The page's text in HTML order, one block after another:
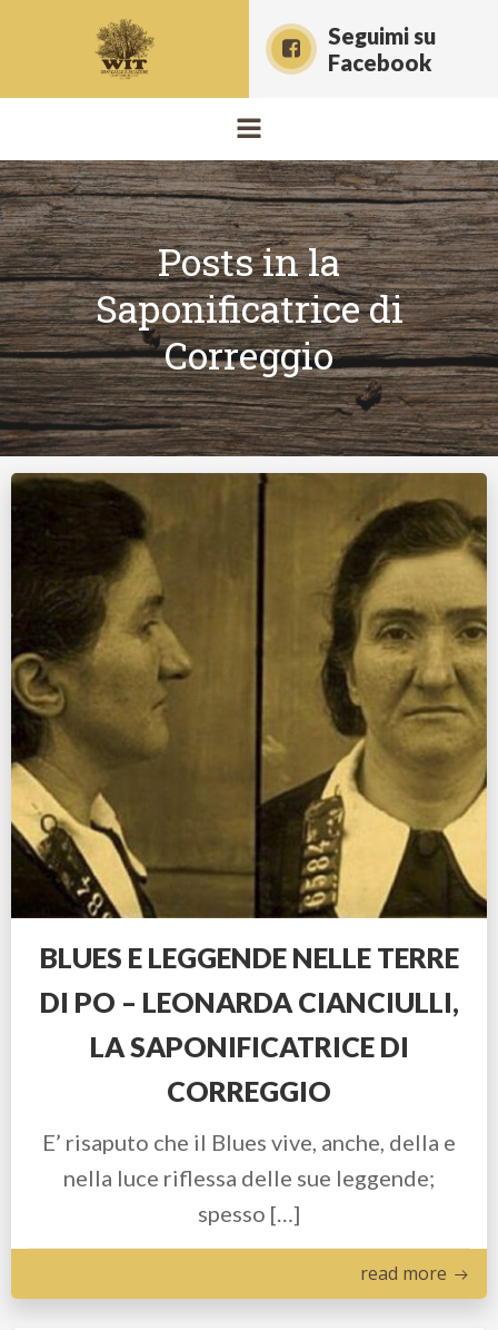
contenuto
Seguimi su
Facebook
Posts in la
Saponificatrice di
Correggio
BLUES E LEGGENDE NELLE TERRE
DI PO – LEONARDA CIANCIULLI,
LA SAPONIFICATRICE DI
CORREGGIO
E’ risaputo che il Blues vive, anche, della e
nella luce riflessa delle sue leggende;
spesso […]
read more